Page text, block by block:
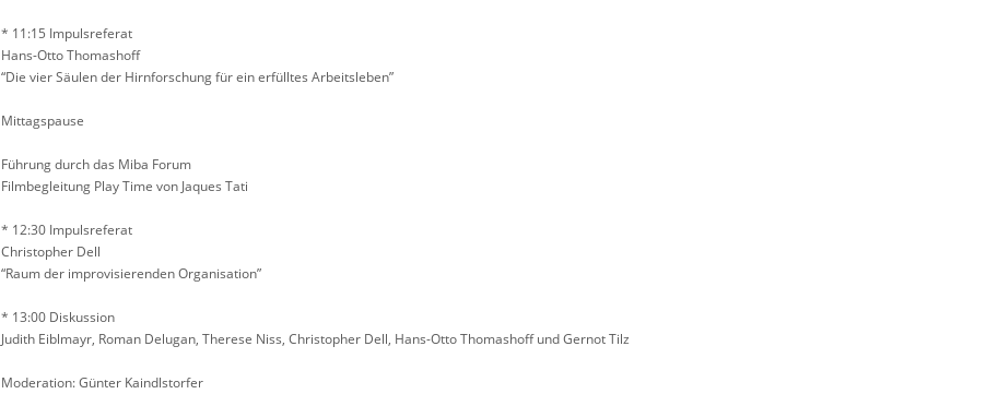
* 11:15 Impulsreferat
Hans-Otto Thomashoff
“Die vier Säulen der Hirnforschung für ein erfülltes Arbeitsleben”
Mittagspause
Führung durch das Miba Forum
Filmbegleitung Play Time von Jaques Tati
* 12:30 Impulsreferat
Christopher Dell
“Raum der improvisierenden Organisation”
* 13:00 Diskussion
Judith Eiblmayr, Roman Delugan, Therese Niss, Christopher Dell, Hans-Otto Thomashoff und Gernot Tilz
Moderation: Günter Kaindlstorfer